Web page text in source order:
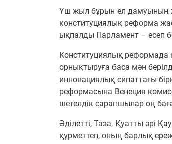
Үш жыл бұрын ел дамуының
конституциялық реформа
ықпалды Парламент – есеп
Конституциялық реформада
орнықтыруға баса мән
инновациялық сипаттағы
реформасына Венеция
шетелдік сарапшылар оң
Әділетті, Таза, Қуатты әрі
құрметтеп, оның барлық